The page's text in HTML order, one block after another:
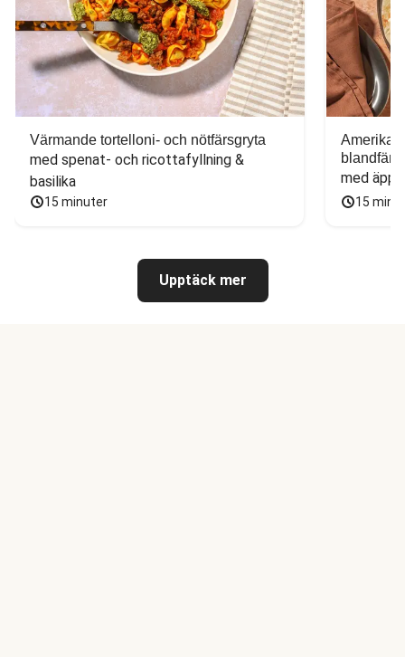
Värmande tortelloni- och nötfärsgryta
med spenat- och ricottafyllning &
basilika
15 minuter
blandfärs
med
15
Upptäck mer